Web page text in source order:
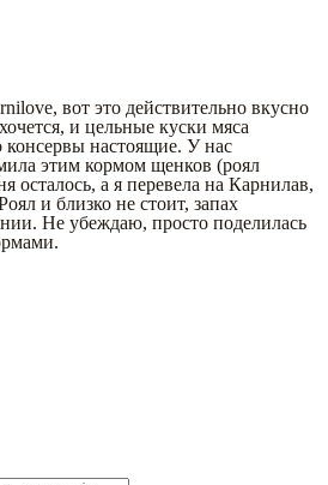
вот это действительно вкусно
и цельные куски мяса
консервы настоящие. У нас
этим кормом щенков (роял
осталось, а я перевела на Карнилав,
и близко не стоит, запах
Не убеждаю, просто поделилась